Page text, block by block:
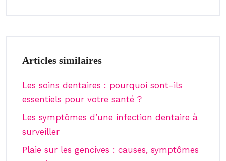
Articles similaires
Les soins dentaires : pourquoi sont-ils
essentiels pour votre santé ?
Les symptômes d’une infection dentaire à
surveiller
Plaie sur les gencives : causes, symptômes